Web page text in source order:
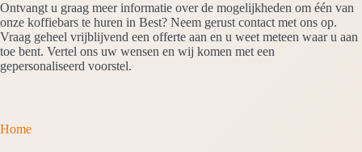
Ontvangt u graag meer informatie over de mogelijkheden om één van
onze koffiebars te huren in Best? Neem gerust contact met ons op.
Vraag geheel vrijblijvend een offerte aan en u weet meteen waar u aan
toe bent. Vertel ons uw wensen en wij komen met een
gepersonaliseerd voorstel.
Home